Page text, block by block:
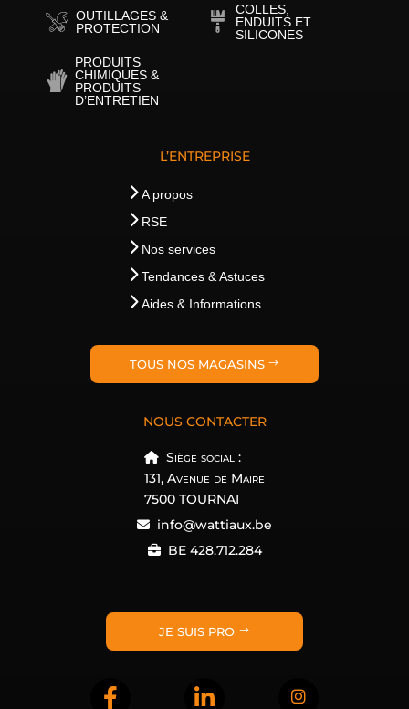
OUTILLAGES &
PROTECTION
COLLES,
ENDUITS ET
SILICONES
PRODUITS
CHIMIQUES &
PRODUITS
D’ENTRETIEN
L’ENTREPRISE
A propos
RSE
Nos services
Tendances & Astuces
Aides & Informations
TOUS NOS MAGASINS
NOUS CONTACTER
Siège social :
131, Avenue de Maire
7500 TOURNAI
info@wattiaux.be
BE 428.712.284
JE SUIS PRO